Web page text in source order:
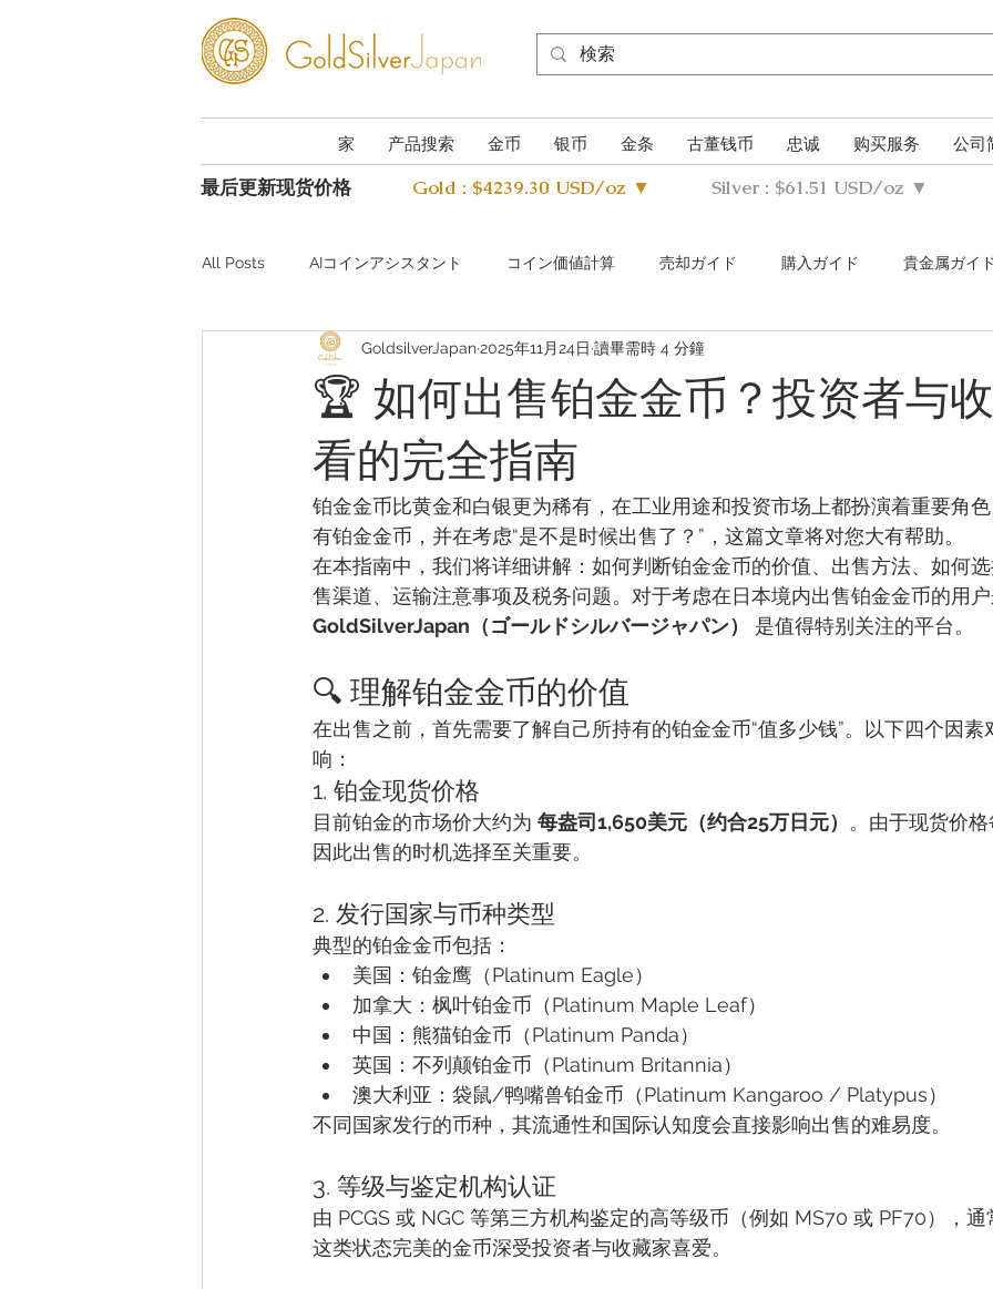
家 产品搜索 金币 银币 金条 古董钱币 忠诚 购买服务 公司
最后更新现货价格 Gold : $4239.30 USD/oz ▼ Silver : $61.51 USD/oz ▼
All Posts AIコインアシスタント ​コイン価値計算 売却ガイド 購入ガイド 貴金属ガイ
Investing guide Q&A Precious Metals Guide Q&A Buying Guide Q&A
AI Coin Assistant Q&A Coin Authentication Guide
🏆 如何出售铂金金币？投资者与
看的完全指南
GoldsilverJapan2025年11月24日 讀畢需時 4 分鐘
铂金金币比黄金和白银更为稀有，在工业用途和投资市场上都扮演着重要角
有铂金金币，并在考虑“是不是时候出售了？”，这篇文章将对您大有帮助。
在本指南中，我们将详细讲解：如何判断铂金金币的价值、出售方法、如何
售渠道、运输注意事项及税务问题。对于考虑在日本境内出售铂金金币的用
GoldSilverJapan（ゴールドシルバージャパン）
是值得特别关注的平台。
🔍 理解铂金金币的价值
在出售之前，首先需要了解自己所持有的铂金金币“值多少钱”。以下四个因素
响：
1. 铂金现货价格
目前铂金的市场价大约为 每盎司1,650美元（约合25万日元） 。由于现货价
因此出售的时机选择至关重要。
2. 发行国家与币种类型
典型的铂金金币包括：
美国：铂金鹰（Platinum Eagle）
加拿大：枫叶铂金币（Platinum Maple Leaf）
中国：熊猫铂金币（Platinum Panda）
英国：不列颠铂金币（Platinum Britannia）
澳大利亚：袋鼠/鸭嘴兽铂金币（Platinum Kangaroo / Platypus）
不同国家发行的币种，其流通性和国际认知度会直接影响出售的难易度。
3. 等级与鉴定机构认证
由 PCGS 或 NGC 等第三方机构鉴定的高等级币（例如 MS70 或 PF70），
这类状态完美的金币深受投资者与收藏家喜爱。